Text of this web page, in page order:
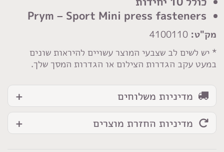
Prym – Sport Mini press fasteners
מק"ט:
* יש לשים לב שצבעי המוצר עשויים להיראות שונים
במעט עקב הגדרות הצילום או הגדרות המסך שלך.
מדיניות משלוחים
מדיניות החזרת מוצרים